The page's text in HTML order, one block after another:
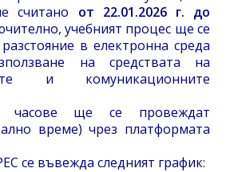
считано от 22.01.2026 г. до
учебният процес ще се
в електронна среда
на средствата на
и комуникационните
часове ще се провеждат
време) чрез платформата
се въвежда следният график: